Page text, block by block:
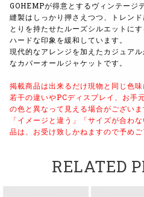
GOHEMPが得意とするヴィンテージ
縫製はしっかり押さえつつ、
トレン
とりを持たせたルーズシルエットに
ハードな印象を緩和しています。
現代的なアレンジを加えたカジュア
なカバーオールジャケットです。
掲載商品は出来るだけ現物と同じ色
若干の違いやPCディスプレイ、お手
の色と異なって見える場合がございま
「イメージと違う」「サイズが合わ
品は、お受け致しかねますので予めご
RELATED